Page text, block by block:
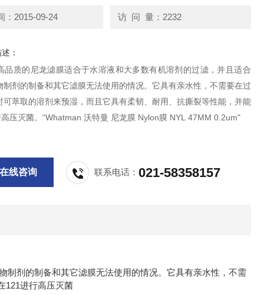
：2015-09-24 访 问 量：2232
：
品质的尼龙滤膜适合于水溶液和大多数有机溶剂的过滤，并且适合
制剂的制备和其它滤膜无法使用的情况。它具有亲水性，不需要在过
可萃取的溶剂来预湿，而且它具有柔韧、耐用、抗撕裂等性能，并能
压灭菌。“Whatman 沃特曼 尼龙膜 Nylon膜 NYL 47MM 0.2um"
在线咨询 联系电话：021-58358157
制剂的制备和其它滤膜无法使用的情况。它具有亲水性，不需
121进行高压灭菌